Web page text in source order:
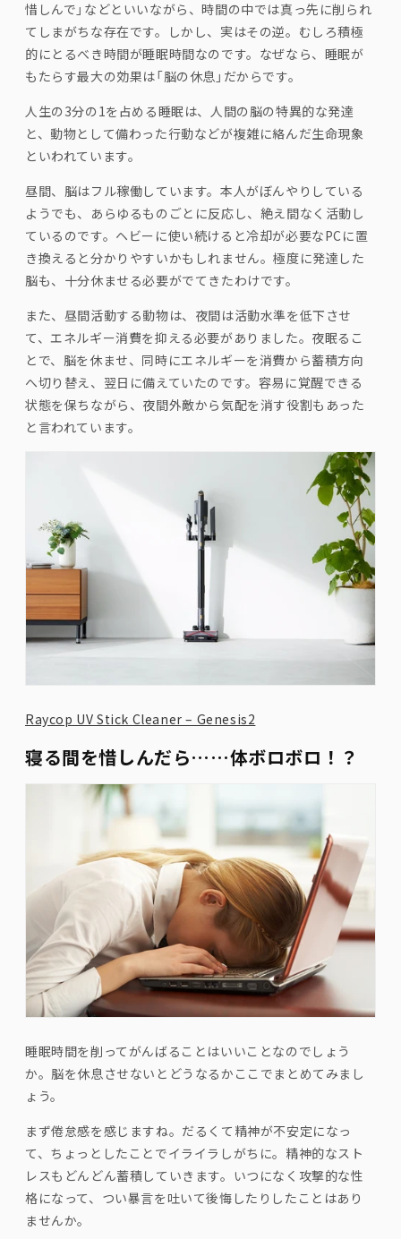
惜しんで」などといいながら、時間の中では真っ先に削られ
てしまがちな存在です。しかし、実はその逆。むしろ積極
的にとるべき時間が睡眠時間なのです。なぜなら、睡眠が
もたらす最大の効果は「脳の休息」だからです。
人生の 3分の 1を占める睡眠は、人間の脳の特異的な発達
と、動物として備わった行動などが複雑に絡んだ生命現象
といわれています。
昼間、脳はフル稼働しています。本人がぼんやりしている
ようでも、あらゆるものごとに反応し、絶え間なく活動し
ているのです。ヘビーに使い続けると冷却が必要なPC に置
き換えると分かりやすいかもしれません。極度に発達した
脳も、十分休ませる必要がでてきたわけです。
また、昼間活動する動物は、夜間は活動水準を低下させ
て、エネルギー消費を抑える必要がありました。夜眠るこ
とで、脳を休ませ、同時にエネルギーを消費から蓄積方向
へ切り替え、翌日に備えていたのです。容易に覚醒できる
状態を保ちながら、夜間外敵から気配を消す役割もあった
と言われています。
Raycop UV Stick Cleaner – Genesis2
寝る間を惜しんだら……体ボロボロ！？
睡眠時間を削ってがんばることはいいことなのでしょう
か。脳を休息させないとどうなるかここでまとめてみまし
ょう。
まず倦怠感を感じますね。だるくて精神が不安定になっ
て、ちょっとしたことでイライラしがちに。精神的なスト
レスもどんどん蓄積していきます。いつになく攻撃的な性
格になって、つい暴言を吐いて後悔したりしたことはあり
ませんか。